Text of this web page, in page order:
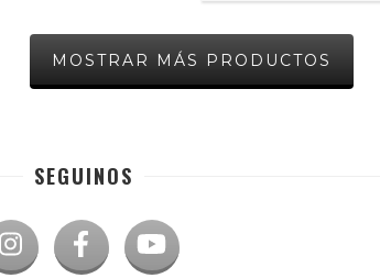
MOSTRAR MÁS PRODUCTOS
SEGUINOS